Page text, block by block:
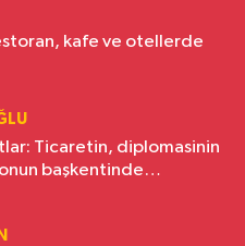
kafe ve otellerde
Ticaretin, diplomasinin
başkentinde